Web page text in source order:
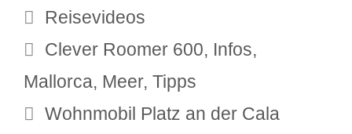
Kategorien
Reisevideos
Schlagwörter
Clever Roomer 600, Infos,
Mallorca, Meer, Tipps
Wohnmobil Platz an der Cala